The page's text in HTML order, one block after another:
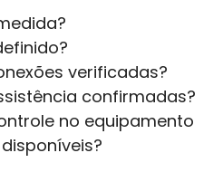
verificadas?
confirmadas?
no equipamento